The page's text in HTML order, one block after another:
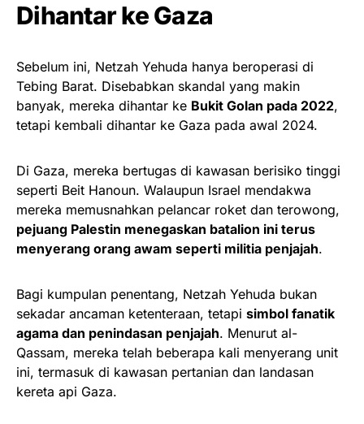
Dihantar ke Gaza
Sebelum ini, Netzah Yehuda hanya beroperasi di
Tebing Barat. Disebabkan skandal yang makin
banyak, mereka dihantar ke Bukit Golan pada 2022,
tetapi kembali dihantar ke Gaza pada awal 2024.
Di Gaza, mereka bertugas di kawasan berisiko tinggi
seperti Beit Hanoun. Walaupun Israel mendakwa
mereka memusnahkan pelancar roket dan terowong,
pejuang Palestin menegaskan batalion ini terus
menyerang orang awam seperti militia penjajah.
Bagi kumpulan penentang, Netzah Yehuda bukan
sekadar ancaman ketenteraan, tetapi simbol fanatik
agama dan penindasan penjajah. Menurut al-
Qassam, mereka telah beberapa kali menyerang unit
ini, termasuk di kawasan pertanian dan landasan
kereta api Gaza.